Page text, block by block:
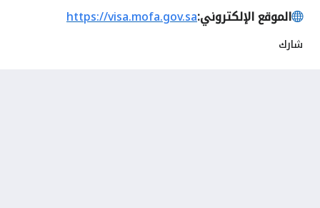
الموقع الإلكتروني:https://visa.mofa.gov.sa
شارك